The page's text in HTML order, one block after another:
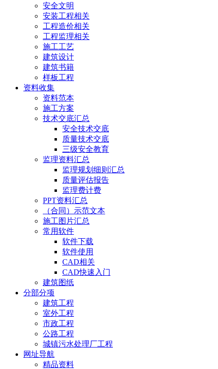
安全文明
安装工程相关
工程造价相关
工程监理相关
施工工艺
建筑设计
建筑书籍
样板工程
资料收集
资料范本
施工方案
技术交底汇总
安全技术交底
质量技术交底
三级安全教育
监理资料汇总
监理规划细则汇总
质量评估报告
监理费计费
PPT资料汇总
（合同）示范文本
施工图片汇总
常用软件
软件下载
软件使用
CAD相关
CAD快速入门
建筑图纸
分部分项
建筑工程
室外工程
市政工程
公路工程
城镇污水处理厂工程
网址导航
精品资料